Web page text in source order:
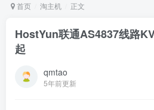
首页 淘主机 正文
HostYun联通AS4837线路
起
qmtao
5年前更新